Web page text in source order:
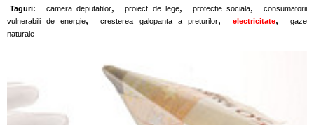
Taguri: camera deputatilor, proiect de lege, protectie sociala,
consumatorii
vulnerabili de energie, cresterea galopanta a preturilor, electricitate,
gaze
naturale